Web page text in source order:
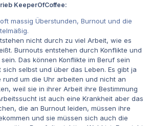
KeeperOfCoffee:
massig Überstunden, Burnout und die
nicht durch zu viel Arbeit, wie es
Burnouts entstehen durch Konflikte und
Das können Konflikte im Beruf sein
selbst und über das Leben. Es gibt ja
rund um die Uhr arbeiten und nicht an
weil sie in ihrer Arbeit ihre Bestimmung
ist auch eine Krankheit aber das
die an Burnout leiden, müssen ihre
und sie müssen sich auch die